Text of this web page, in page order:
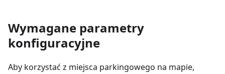
Wymagane parametry
konfiguracyjne
Aby korzystać z miejsca parkingowego na mapie,